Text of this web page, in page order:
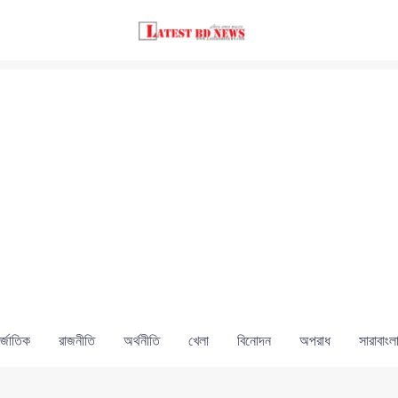
রাজনীতি অর্থনীতি খেলা বিনোদন অপরাধ সারাবাংলা